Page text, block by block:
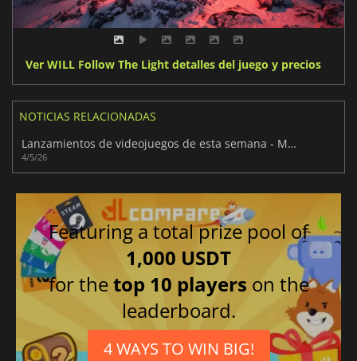
Ver WILL Follow The Light detalles del juego y precios
NOTICIAS RELACIONADAS
Lanzamientos de videojuegos de esta semana - Mayo de 2026 (Semana 19)
4/5/26
Featuring a total prize pool of
1,000 USDT
for thetop 10 players on the
leaderboard.
4 WAYS TO WIN BIG!